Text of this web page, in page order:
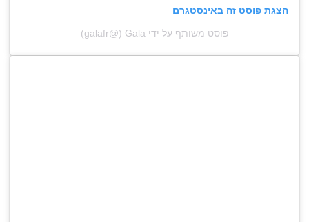
הצגת פוסט זה באינסטגרם
פוסט משותף על ידי ‏‎Gala‎‏ (@‏‎galafr‎‏)